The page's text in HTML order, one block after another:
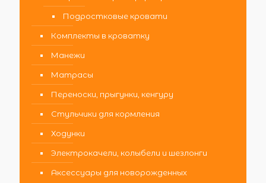
Подростковые кровати
Комплекты в кроватку
Манежи
Матрасы
Переноски, прыгунки, кенгуру
Стульчики для кормления
Ходунки
Электрокачели, колыбели и шезлонги
Аксессуары для новорожденных